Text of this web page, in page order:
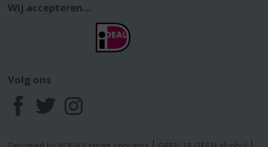
Wij accepteren...
Volg ons
F
a
T
w
I
n